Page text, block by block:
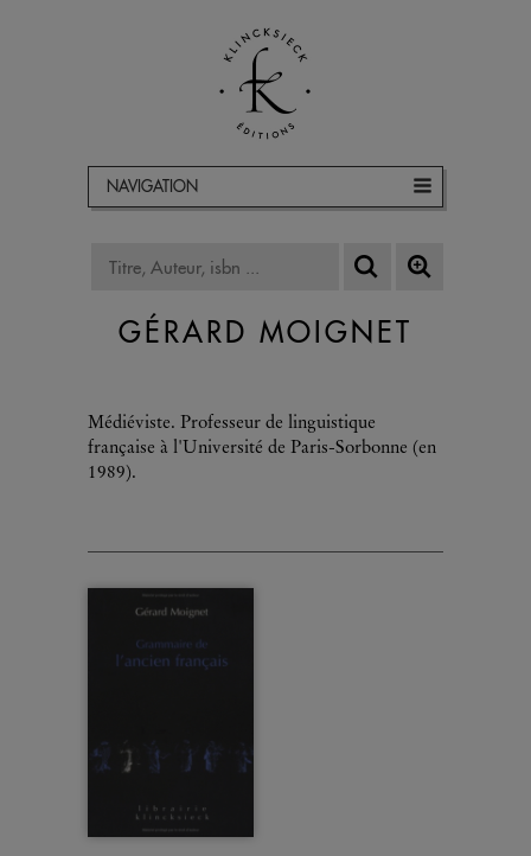
NAVIGATION
GÉRARD MOIGNET
Médiéviste. Professeur de linguistique
française à l'Université de Paris-Sorbonne (en
1989).